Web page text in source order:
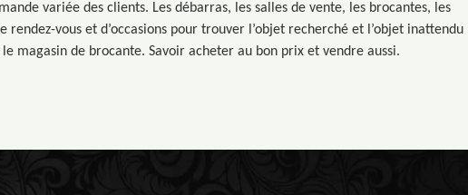
variée des clients. Les débarras, les salles de vente, les brocantes, les
rendez-vous et d’occasions pour trouver l’objet recherché et l’objet inattendu
magasin de brocante. Savoir acheter au bon prix et vendre aussi.